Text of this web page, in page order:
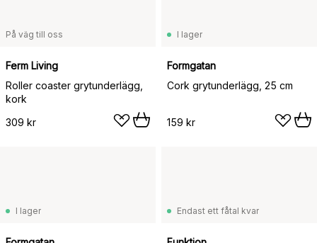
På väg till oss
Ferm Living
Roller coaster grytunderlägg,
kork
309 kr
I lager
Formgatan
Cork grytunderlägg, 25 cm
159 kr
I lager Endast ett fåtal kvar